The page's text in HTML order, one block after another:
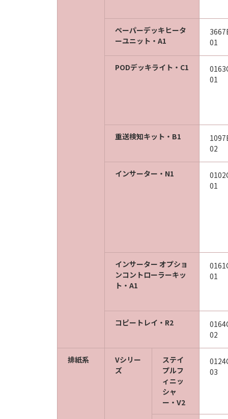
ペーパーデッキヒータ
ーユニット・A1
01
PODデッキライト・C1
01
重送検知キット・B1
02
インサーター・N1
01
インサーター オプショ
ンコントローラーキッ
ト・A1
01
コピートレイ・R2
02
排紙系
Vシリー
ズ
ステイ
プルフ
ィニッ
シャ
ー・V2
03